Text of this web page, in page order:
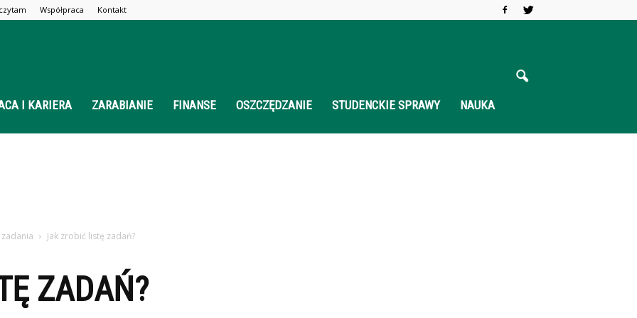
Współpraca Kontakt
I KARIERA ZARABIANIE FINANSE OSZCZĘDZANIE STUDENCKIE SPRAWY NAUKA
Jak zrobić listę zadań?
ZADAŃ?